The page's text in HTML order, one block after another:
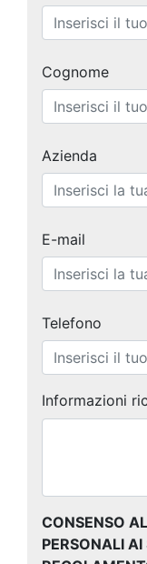
Cognome
Azienda
E-mail
Telefono
Informazioni
CONSENSO
PERSONALI AI